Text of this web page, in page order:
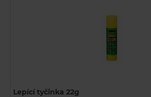
Lepící tyčinka 22g